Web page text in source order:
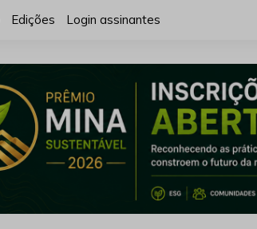
Edições Login assinantes